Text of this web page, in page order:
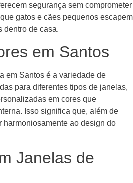
segurança sem comprometer
gatos e cães pequenos escapem
dentro de casa.
em Santos
em Santos é a variedade de
para diferentes tipos de janelas,
em cores que
Isso significa que, além de
harmoniosamente ao design do
Janelas de